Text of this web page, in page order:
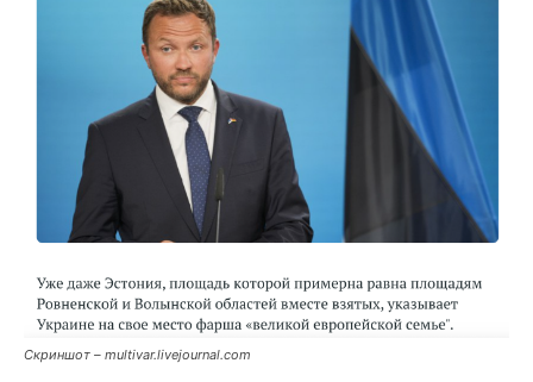
Скриншот – multivar.livejournal.com